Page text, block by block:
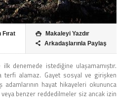
 Makaleyi Yazdır
 Arkadaşlarınla Paylaş
Fırat
denemede istediğine ulaşamamıştır.
alamaz. Gayet sosyal ve girişken
hayat hikayeleri okununca
benzer reddedilmeler siz ancak izin